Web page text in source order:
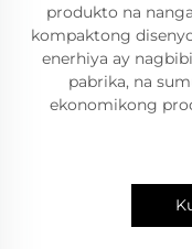
produkto na
kompaktong
enerhiya ay
pabrika, na
ekonomikong